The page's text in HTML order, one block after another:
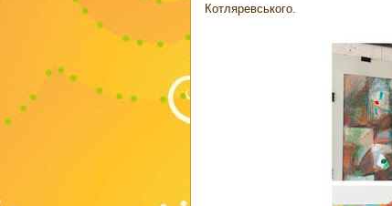
Котляревського.